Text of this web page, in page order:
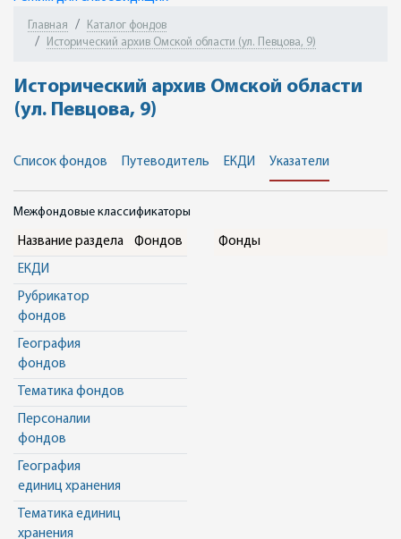
Главная
Каталог фондов
Исторический архив Омской области (ул. Певцова, 9)
Исторический архив Омской области
(ул. Певцова, 9)
Список фондов Путеводитель ЕКДИ Указатели
Межфондовые классификаторы
Название раздела Фондов
ЕКДИ
Рубрикатор
фондов
География
фондов
Тематика фондов
Персоналии
фондов
География
единиц хранения
Тематика единиц
хранения
Фонды